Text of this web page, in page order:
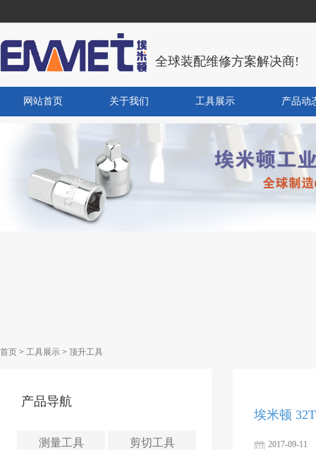
全球装配维修方案解决商!
网站首页 关于我们 工具展示 产品动
首页 > 工具展示 > 顶升工具
产品导航
测量工具 剪切工具
埃米顿
2017-09-11